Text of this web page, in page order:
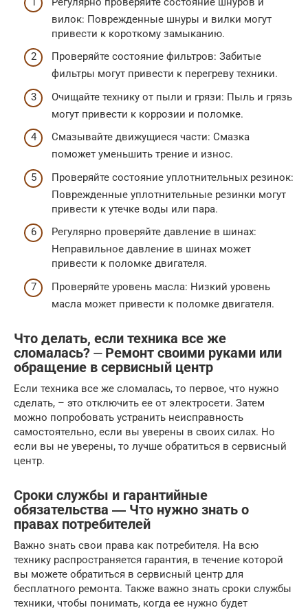
вилок: Поврежденные шнуры и вилки могут
привести к короткому замыканию.
Проверяйте состояние фильтров: Забитые
фильтры могут привести к перегреву техники.
Очищайте технику от пыли и грязи: Пыль и грязь
могут привести к коррозии и поломке.
Смазывайте движущиеся части: Смазка
поможет уменьшить трение и износ.
Проверяйте состояние уплотнительных резинок:
Поврежденные уплотнительные резинки могут
привести к утечке воды или пара.
Регулярно проверяйте давление в шинах:
Неправильное давление в шинах может
привести к поломке двигателя.
Проверяйте уровень масла: Низкий уровень
масла может привести к поломке двигателя.
Что делать, если техника все же
сломалась? ⏤ Ремонт своими руками или
обращение в сервисный центр
Если техника все же сломалась, то первое, что нужно
сделать, – это отключить ее от электросети. Затем
можно попробовать устранить неисправность
самостоятельно, если вы уверены в своих силах. Но
если вы не уверены, то лучше обратиться в сервисный
центр.
Сроки службы и гарантийные
обязательства ― Что нужно знать о
правах потребителей
Важно знать свои права как потребителя. На всю
технику распространяется гарантия, в течение которой
вы можете обратиться в сервисный центр для
бесплатного ремонта. Также важно знать сроки службы
техники, чтобы понимать, когда ее нужно будет